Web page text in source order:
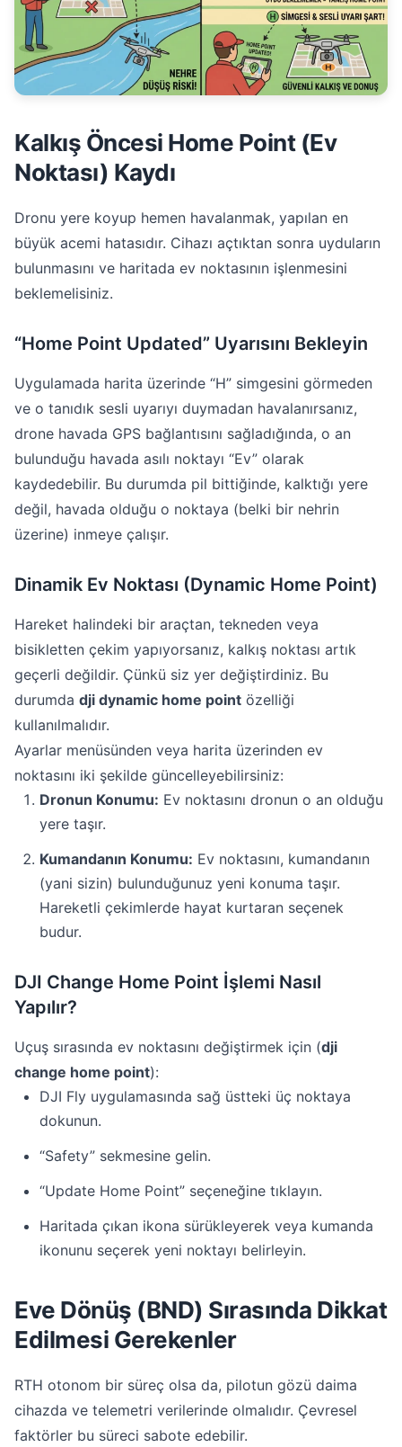
Kalkış Öncesi Home Point (Ev
Noktası) Kaydı
Dronu yere koyup hemen havalanmak, yapılan en
büyük acemi hatasıdır. Cihazı açtıktan sonra uyduların
bulunmasını ve haritada ev noktasının işlenmesini
beklemelisiniz.
“Home Point Updated” Uyarısını Bekleyin
Uygulamada harita üzerinde “H” simgesini görmeden
ve o tanıdık sesli uyarıyı duymadan havalanırsanız,
drone havada GPS bağlantısını sağladığında, o an
bulunduğu havada asılı noktayı “Ev” olarak
kaydedebilir. Bu durumda pil bittiğinde, kalktığı yere
değil, havada olduğu o noktaya (belki bir nehrin
üzerine) inmeye çalışır.
Dinamik Ev Noktası (Dynamic Home Point)
Hareket halindeki bir araçtan, tekneden veya
bisikletten çekim yapıyorsanız, kalkış noktası artık
geçerli değildir. Çünkü siz yer değiştirdiniz. Bu
durumda dji dynamic home point özelliği
kullanılmalıdır.
Ayarlar menüsünden veya harita üzerinden ev
noktasını iki şekilde güncelleyebilirsiniz:
Dronun Konumu: Ev noktasını dronun o an olduğu
yere taşır.
Kumandanın Konumu: Ev noktasını, kumandanın
(yani sizin) bulunduğunuz yeni konuma taşır.
Hareketli çekimlerde hayat kurtaran seçenek
budur.
DJI Change Home Point İşlemi Nasıl
Yapılır?
Uçuş sırasında ev noktasını değiştirmek için (dji
change home point):
DJI Fly uygulamasında sağ üstteki üç noktaya
dokunun.
“Safety” sekmesine gelin.
“Update Home Point” seçeneğine tıklayın.
Haritada çıkan ikona sürükleyerek veya kumanda
ikonunu seçerek yeni noktayı belirleyin.
Eve Dönüş (BND) Sırasında Dikkat
Edilmesi Gerekenler
RTH otonom bir süreç olsa da, pilotun gözü daima
cihazda ve telemetri verilerinde olmalıdır. Çevresel
faktörler bu süreci sabote edebilir.